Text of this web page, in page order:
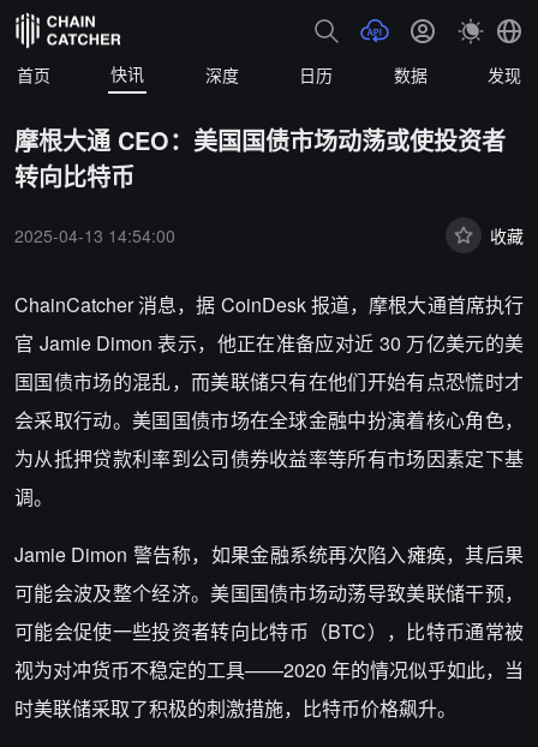
首页 快讯 深度 日历 数据 发现
摩根大通 CEO：美国国债市场动荡或使投资者
转向比特币
2025-04-13 14:54:00 收藏
ChainCatcher 消息，据 CoinDesk 报道，摩根大通首席执行
官 Jamie Dimon 表示，他正在准备应对近 30 万亿美元的美
国国债市场的混乱，而美联储只有在他们开始有点恐慌时才
会采取行动。美国国债市场在全球金融中扮演着核心角色，
为从抵押贷款利率到公司债券收益率等所有市场因素定下基
调。
Jamie Dimon 警告称，如果金融系统再次陷入瘫痪，其后果
可能会波及整个经济。美国国债市场动荡导致美联储干预，
可能会促使一些投资者转向比特币（BTC），比特币通常被
视为对冲货币不稳定的工具——2020 年的情况似乎如此，当
时美联储采取了积极的刺激措施，比特币价格飙升。